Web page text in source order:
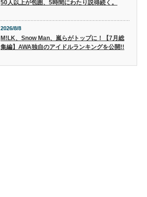
50人以上が包囲、5時間にわたり説得続く。
2026/8/8
M!LK、Snow Man、嵐らがトップに！【7月総
集編】AWA独自のアイドルランキングを公開!!